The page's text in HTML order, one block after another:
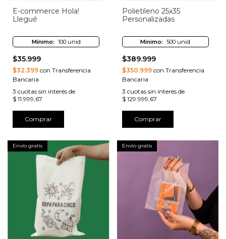
E-commerce Hola!
Llegué
Minimo: 100 unid
$35.999
$32.399 con Transferencia
Bancaria
3 cuotas sin interés de
$ 11.999,67
Comprar
Polietileno 25x35
Personalizadas
Minimo: 500 unid
$389.999
$350.999con Transferencia
Bancaria
3 cuotas sin interés de
$ 129.999,67
Comprar
Envío gratis Envío gratis